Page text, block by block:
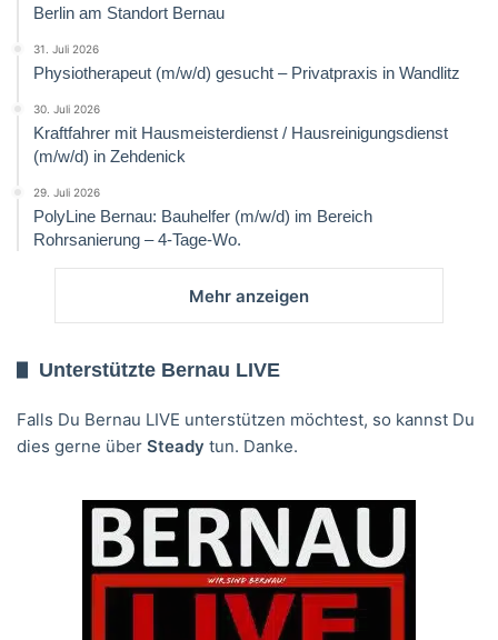
Berlin am Standort Bernau
31. Juli 2026
Physiotherapeut (m/w/d) gesucht – Privatpraxis in Wandlitz
30. Juli 2026
Kraftfahrer mit Hausmeisterdienst / Hausreinigungsdienst
(m/w/d) in Zehdenick
29. Juli 2026
PolyLine Bernau: Bauhelfer (m/w/d) im Bereich
Rohrsanierung – 4-Tage-Wo.
Mehr anzeigen
Unterstützte Bernau LIVE
Falls Du Bernau LIVE unterstützen möchtest, so kannst Du
dies gerne über Steady tun. Danke.